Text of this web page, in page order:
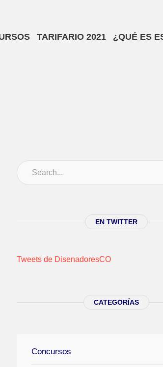
TARIFARIO 2021 ¿QUÉ ES
EN TWITTER
Tweets de DisenadoresCO
CATEGORÍAS
Concursos